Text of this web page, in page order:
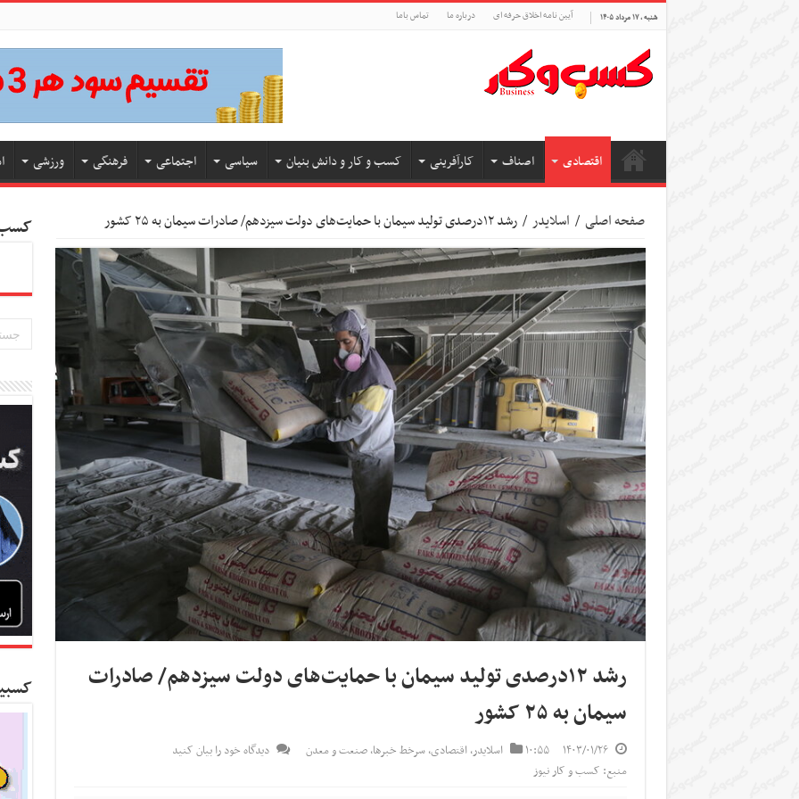
شنبه , ۱۷ مرداد ۱۴۰۵ آیین نامه اخلاق حرفه ای درباره ما تماس باما
اقتصادی اصناف کارآفرینی کسب و کار و دانش بنیان سیاسی اجتماعی فرهنگی ورزشی
صفحه اصلی / اسلایدر / رشد ۱۲درصدی تولید سیمان با حمایت‌های دولت سیزدهم/ صادرات سیمان به ۲۵ کشور
رشد ۱۲درصدی تولید سیمان با حمایت‌های دولت سیزدهم/ صادرات
سیمان به ۲۵ کشور
۱۴۰۳/۰۱/۲۶ ۱۰:۵۵ اسلایدر,اقتصادی,سرخط خبرها,صنعت و معدن
دیدگاه خود را بیان کنید
منبع: کسب و کار نیوز
کسب